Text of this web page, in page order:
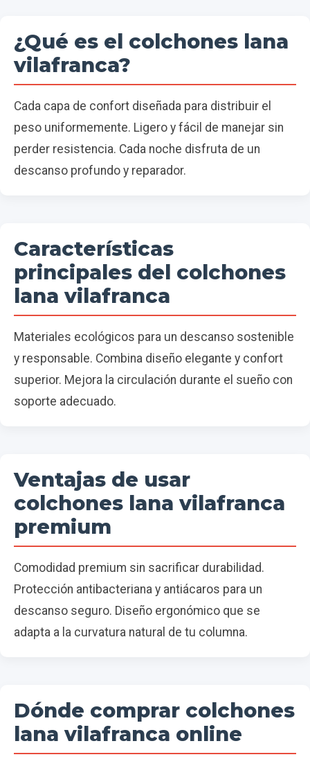
¿Qué es el colchones lana
vilafranca?
Cada capa de confort diseñada para distribuir el
peso uniformemente. Ligero y fácil de manejar sin
perder resistencia. Cada noche disfruta de un
descanso profundo y reparador.
Características
principales del colchones
lana vilafranca
Materiales ecológicos para un descanso sostenible
y responsable. Combina diseño elegante y confort
superior. Mejora la circulación durante el sueño con
soporte adecuado.
Ventajas de usar
colchones lana vilafranca
premium
Comodidad premium sin sacrificar durabilidad.
Protección antibacteriana y antiácaros para un
descanso seguro. Diseño ergonómico que se
adapta a la curvatura natural de tu columna.
Dónde comprar colchones
lana vilafranca online